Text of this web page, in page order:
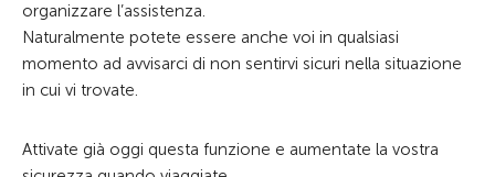
organizzare l’assistenza.
Naturalmente potete essere anche voi in qualsiasi
momento ad avvisarci di non sentirvi sicuri nella situazione
in cui vi trovate.
Attivate già oggi questa funzione e aumentate la vostra